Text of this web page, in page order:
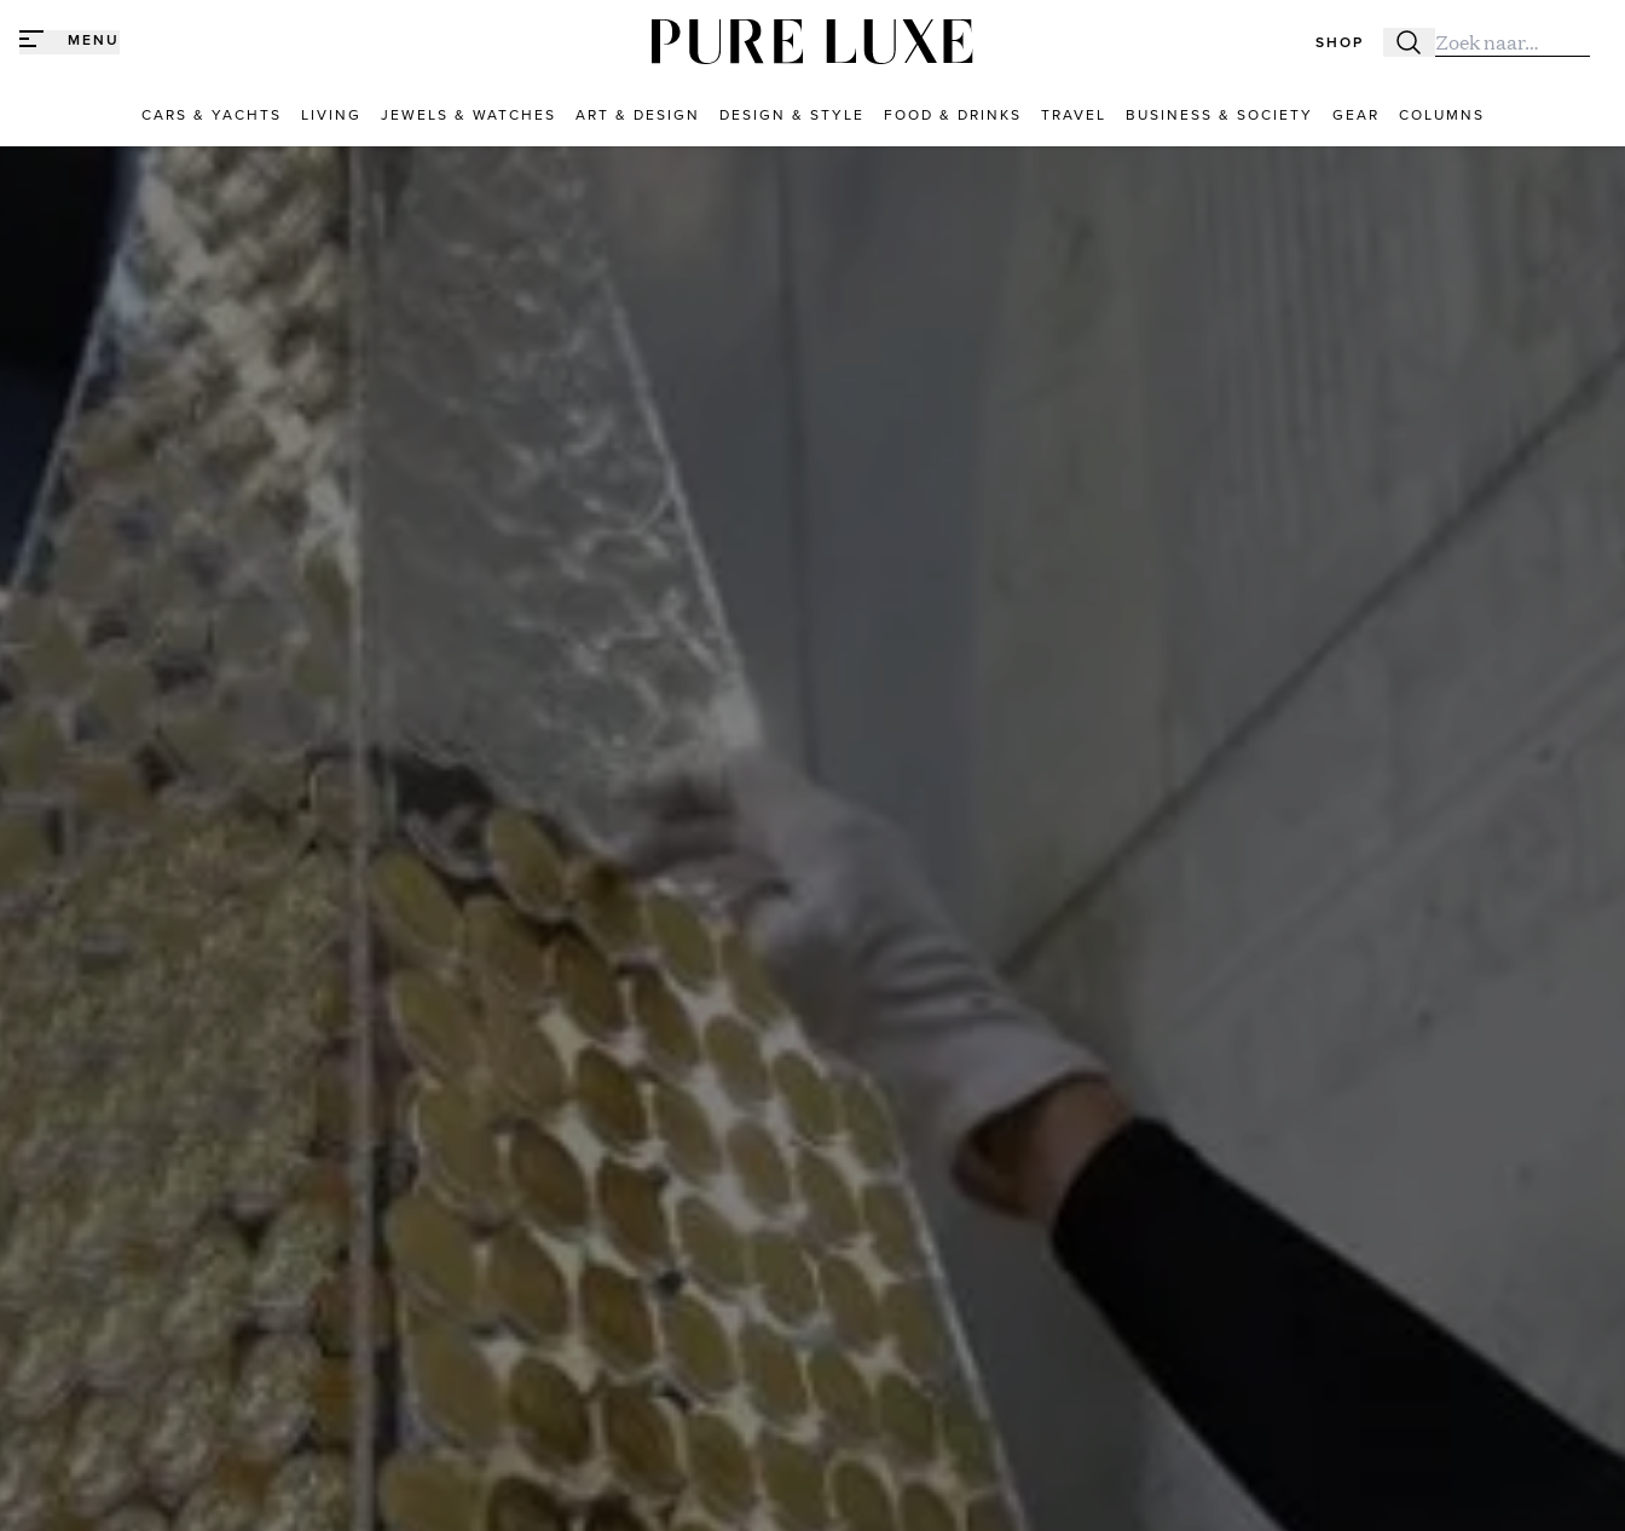
MENU SHOP Zoeken
Zoek naar:
CARS & YACHTS LIVING JEWELS & WATCHES ART & DESIGN DESIGN & STYLE FOOD & DRINKS TRAVEL BUSINESS & SOCIETY GEAR COLUMNS